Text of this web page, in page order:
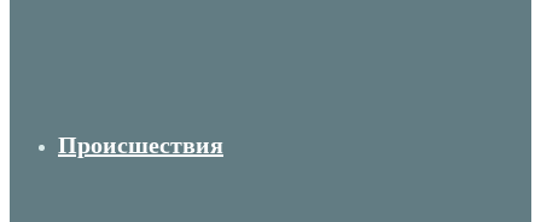
Происшествия